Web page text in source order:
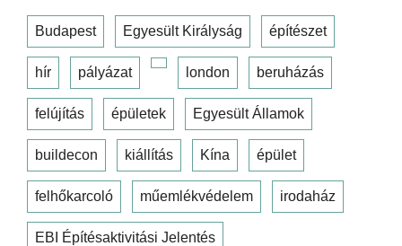
Budapest Egyesült Királyság építészet
hír pályázat london beruházás
felújítás épületek Egyesült Államok
buildecon kiállítás Kína épület
felhőkarcoló műemlékvédelem irodaház
EBI Építésaktivitási Jelentés